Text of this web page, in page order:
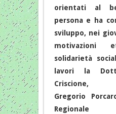
orientati al
persona e ha
sviluppo, nei
solidarietà
lavori la
Criscione,
Gregorio